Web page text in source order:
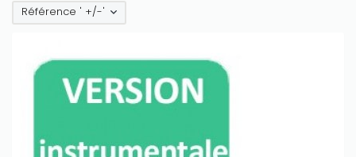
Référence ' +/-'